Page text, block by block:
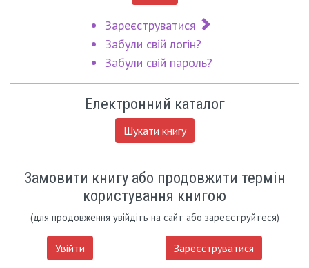
Зареєструватися
Забули свій логін?
Забули свій пароль?
Електронний каталог
Шукати книгу
Замовити книгу або продовжити термін
користування книгою
(для продовження увійдіть на сайт або зареєструйтеся)
Увійти Зареєструватися